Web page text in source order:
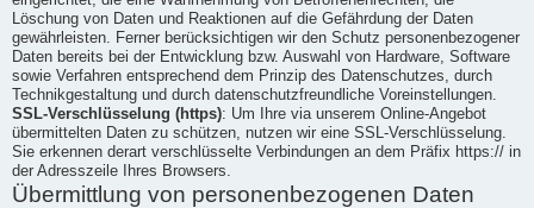
Löschung von Daten und Reaktionen auf die Gefährdung der Daten
gewährleisten. Ferner berücksichtigen wir den Schutz personenbezogener
Daten bereits bei der Entwicklung bzw. Auswahl von Hardware, Software
sowie Verfahren entsprechend dem Prinzip des Datenschutzes, durch
Technikgestaltung und durch datenschutzfreundliche Voreinstellungen.
SSL-Verschlüsselung (https): Um Ihre via unserem Online-Angebot
übermittelten Daten zu schützen, nutzen wir eine SSL-Verschlüsselung.
Sie erkennen derart verschlüsselte Verbindungen an dem Präfix https:// in
der Adresszeile Ihres Browsers.
Übermittlung von personenbezogenen Daten